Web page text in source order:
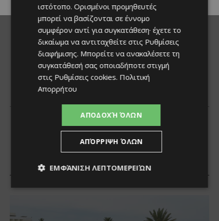
ιστότοπο. Ορισμένοι προμηθευτές
μπορεί να βασίζονται σε έννομο
συμφέρον αντί για συγκατάθεση· έχετε το
δικαίωμα να αντιταχθείτε στις Ρυθμίσεις
διαφήμισης. Μπορείτε να ανακαλέσετε τη
συγκατάθεσή σας οποιαδήποτε στιγμή
στις Ρυθμίσεις cookies. Πολιτική
Απορρήτου
ΑΠΟΔΟΧΉ ΌΛΩΝ
ΑΠΌΡΡΙΨΗ ΌΛΩΝ
ΕΜΦΆΝΙΣΗ ΛΕΠΤΟΜΕΡΕΙΏΝ